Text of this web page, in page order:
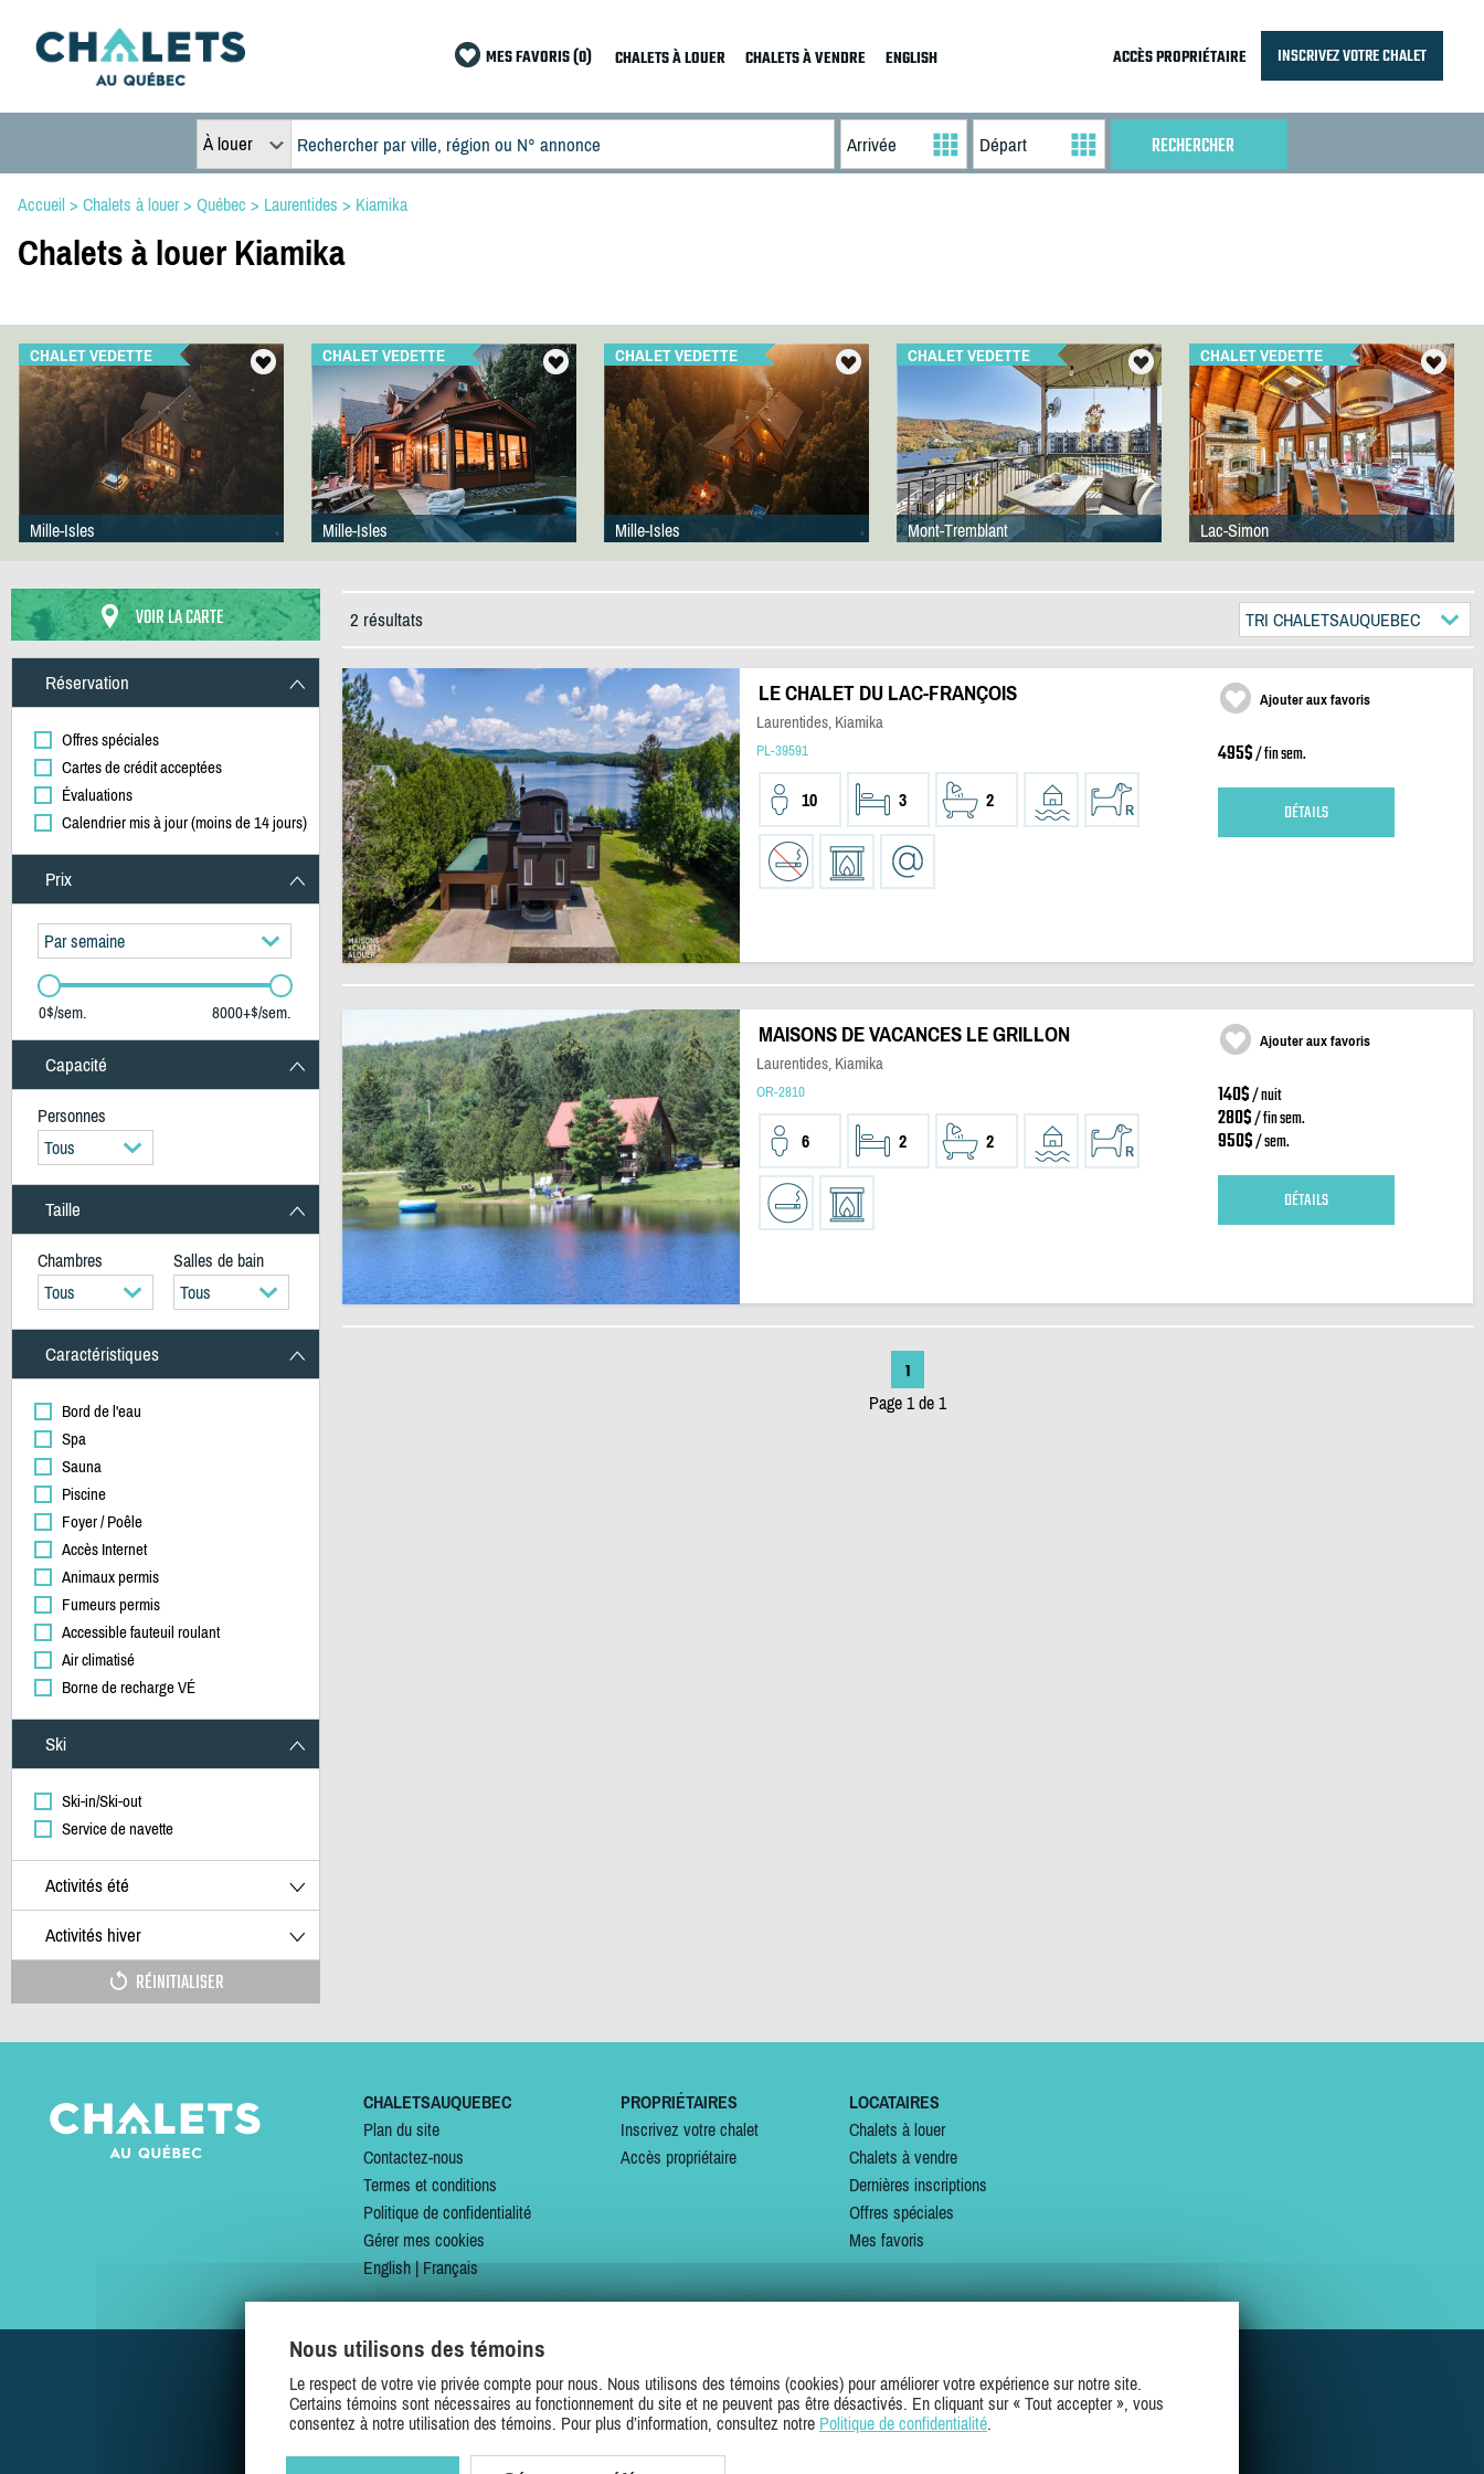
MES FAVORIS (0) CHALETS À LOUER CHALETS À VENDRE ENGLISH ACCÈS PROPRIÉTAIRE INSCRIVEZ VOTRE CHALET
À louer
Accueil > Chalets à louer> Québec > Laurentides > Kiamika
Chalets à louer Kiamika
CHALET VEDETTE
Mille-Isles
CHALET VEDETTE
Mille-Isles
CHALET VEDETTE
Mille-Isles
CHALET VEDETTE
Mont-Tremblant
CHALET VEDETTE
Lac-Simon
VOIR LA CARTE
Réservation
Offres spéciales
Cartes de crédit acceptées
Évaluations
Calendrier mis à jour (moins de 14 jours)
Prix
Par semaine
0$/sem. 8000+$/sem.
Capacité
Personnes
Tous
Taille
Chambres
Salles de bain
Tous
Tous
Caractéristiques
Bord de l'eau
Spa
Sauna
Piscine
Foyer / Poêle
Accès Internet
Animaux permis
Fumeurs permis
Accessible fauteuil roulant
Air climatisé
Borne de recharge VÉ
Ski
Ski-in/Ski-out
Service de navette
Activités été
Activités hiver
RÉINITIALISER
2 résultats TRI CHALETSAUQUEBEC
LE CHALET DU LAC-FRANÇOIS
Laurentides, Kiamika
PL-39591
10 3 2
Ajouter aux favoris
495$/ fin sem.
DÉTAILS
MAISONS DE VACANCES LE GRILLON
Laurentides, Kiamika
OR-2810
6 2 2
Ajouter aux favoris
140$/ nuit
280$/ fin sem.
950$/ sem.
DÉTAILS
1
Page 1 de 1
CHALETSAUQUEBEC
Plan du site
Contactez-nous
Termes et conditions
Politique de confidentialité
Gérer mes cookies
English|Français
PROPRIÉTAIRES
Inscrivez votre chalet
Accès propriétaire
LOCATAIRES
Chalets à louer
Chalets à vendre
Dernières inscriptions
Offres spéciales
Mes favoris
SUIVEZ-NOUS SUR
Nous utilisons des témoins
Le respect de votre vie privée compte pour nous. Nous utilisons des témoins (cookies) pour améliorer votre expérience sur notre site.
Certains témoins sont nécessaires au fonctionnement du site et ne peuvent pas être désactivés. En cliquant sur « Tout accepter », vous
consentez à notre utilisation des témoins. Pour plus d’information, consultez notre Politique de confidentialité.